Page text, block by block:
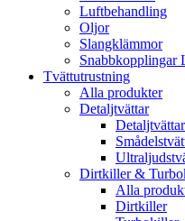
Luftbehandling
Oljor
Slangklämmor
Snabbkopplingar
Tvättutrustning
Alla produkter
Detaljtvättar
Detaljtvättar
Dirtkiller &
Alla
Dirtkiller